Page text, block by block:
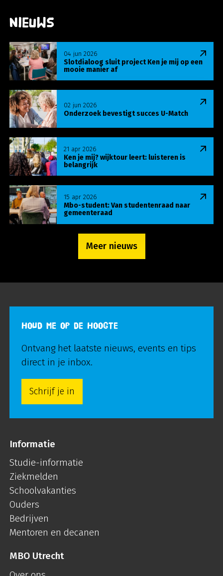
Nieuws
Slotdialoog sluit project Ken je mij op een
mooie manier af
04 jun 2026
Lees meer over Slotdialoog sluit project Ken je
Onderzoek bevestigt succes U-Match
02 jun 2026
Lees meer over Onderzoek bevestigt succes U-
Ken je mij? wijktour leert: luisteren is
belangrijk
21 apr 2026
Lees meer over Ken je mij? wijktour leert:
Mbo-student: Van studentenraad naar
gemeenteraad
15 apr 2026
Lees meer over Mbo-student: Van
Meer nieuws
HOUD ME OP DE HOOGTE
Ontvang het laatste nieuws, events en tips
direct in je inbox.
Schrijf je in
Informatie
Studie-informatie
Ziekmelden
Schoolvakanties
Ouders
Bedrijven
Mentoren en decanen
MBO Utrecht